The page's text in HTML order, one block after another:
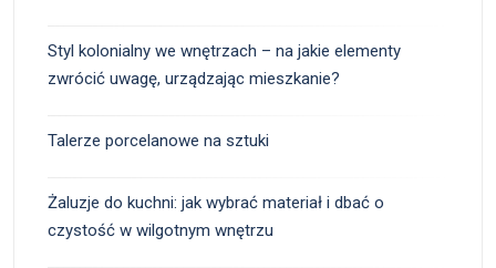
Styl kolonialny we wnętrzach – na jakie elementy
zwrócić uwagę, urządzając mieszkanie?
Talerze porcelanowe na sztuki
Żaluzje do kuchni: jak wybrać materiał i dbać o
czystość w wilgotnym wnętrzu